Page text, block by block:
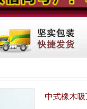
中式橡木